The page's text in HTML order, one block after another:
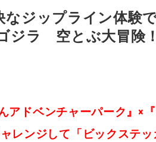
なジップライン体験
ジラ 空とぶ大冒険
アドベンチャーパーク』×
レンジして「ビックステッ